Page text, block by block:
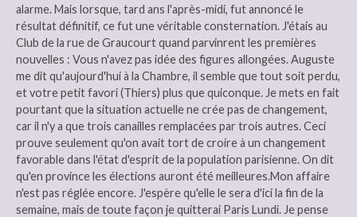
alarme. Mais lorsque, tard ans l'après-midi, fut annoncé le
résultat définitif, ce fut une véritable consternation. J'étais au
Club de la rue de Graucourt quand parvinrent les premières
nouvelles : Vous n'avez pas idée des figures allongées. Auguste
me dit qu'aujourd'hui à la Chambre, il semble que tout soit perdu,
et votre petit favori (Thiers) plus que quiconque. Je mets en fait
pourtant que la situation actuelle ne crée pas de changement,
car il n'y a que trois canailles remplacées par trois autres. Ceci
prouve seulement qu'on avait tort de croire à un changement
favorable dans l'état d'esprit de la population parisienne. On dit
qu'en province les élections auront été meilleures.Mon affaire
n'est pas réglée encore. J'espère qu'elle le sera d'ici la fin de la
semaine, mais de toute façon je quitterai Paris Lundi. Je pense